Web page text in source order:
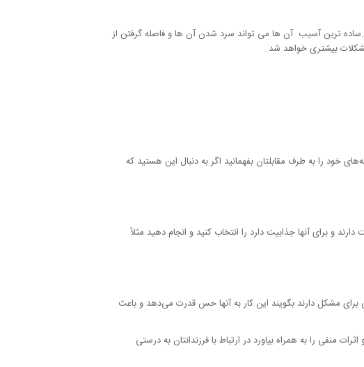
ترین آسیب آن ها می تواند سرد شدن آن ها و فاصله گرفتن از
بیشتری خواهد شد.
را به طرف مقابلتان بفهمانید اگر به دنبال این هستید که
و برای آنها جذابیت دارد را انتخاب کنید و انجام دهید مثلاً
برای مشکل دارند بگویند این کار به آنها حس قدرت می‌دهد و باعث
را به همراه بیاورد در ارتباط با فرزندانتان به درستی